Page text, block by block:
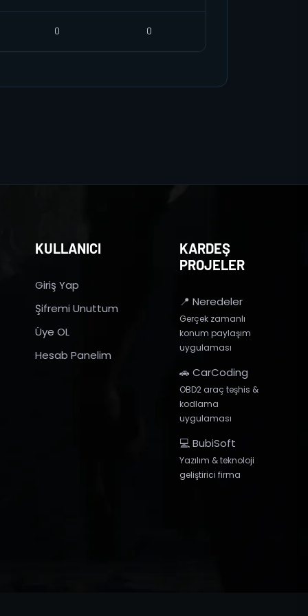
0 0
KULLANICI
Giriş Yap
Şifremi Unuttum
Üye OL
Hesab Panelim
KARDEŞ
PROJELER
📍 Neredeler
Gerçek zamanlı
konum paylaşım
uygulaması
🚗 CarCoding
OBD2 araç teşhis &
kodlama
uygulaması
💻 BubiSoft
Yazılım & teknoloji
geliştirici firma